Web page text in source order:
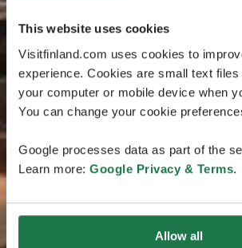
This website uses cookies
Visitfinland.com uses cookies to
experience. Cookies are small text
your computer or mobile device when
You can change your cookie
Google processes data as part of the
Learn more: Google Privacy & Terms.
Allow all